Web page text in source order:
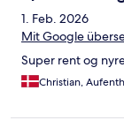
1. Feb. 2026
Mit Google
Super rent og
Christian,